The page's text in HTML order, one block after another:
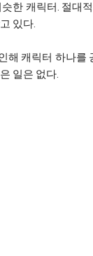
슷한 캐릭터. 절대
있다.
해 캐릭터 하나
일은 없다.